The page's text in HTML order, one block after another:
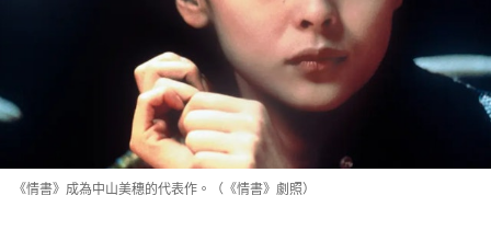
《情書》成為中山美穗的代表作。（《情書》劇照）